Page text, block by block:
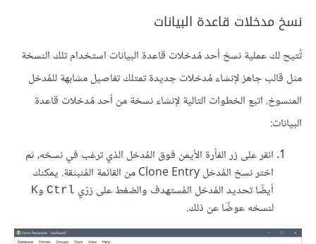
نسخ مدخلات قاعدة البيانات
تُتيح لك عملية نسخ أحد مُدخلات قاعدة البيانات استخدام تلك النسخة
مثل قالب جاهز لإنشاء مُدخلات جديدة تمتلك تفاصيل مشابهة للمُدخل
المنسوخ. اتبع الخطوات التالية لإنشاء نسخة من أحد مُدخلات قاعدة
البيانات:
انقر على زر الفأرة الأيمن فوق المُدخل الذي ترغب في نسخه، ثم
اختر نسخ المُدخل Clone Entry من القائمة المُنبثقة. يمكنك
أيضًا تحديد المُدخل المُستهدف والضغط على زرّي Ctrl وK
لنسخه عوضًا عن ذلك.